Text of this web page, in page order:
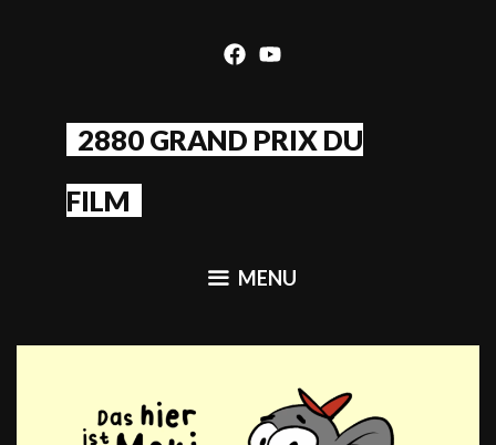
2880 GRAND PRIX DU
FILM
MENU